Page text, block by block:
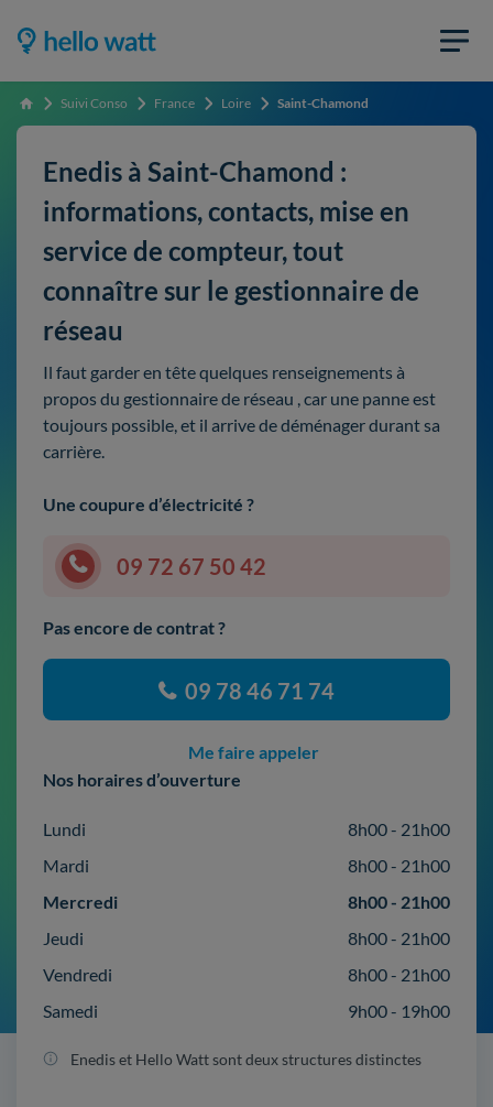
Accueil Suivi Conso France Loire Saint-Chamond
Enedis à Saint-Chamond :
informations, contacts, mise en
service de compteur, tout
connaître sur le gestionnaire de
réseau
Il faut garder en tête quelques renseignements à
propos du gestionnaire de réseau , car une panne est
toujours possible, et il arrive de déménager durant sa
carrière.
Une coupure d’électricité ?
09 72 67 50 42
Pas encore de contrat ?
09 78 46 71 74
Me faire appeler
Nos horaires d’ouverture
Lundi
8h00 - 21h00
Mardi
8h00 - 21h00
Mercredi
8h00 - 21h00
Jeudi
8h00 - 21h00
Vendredi
8h00 - 21h00
Samedi
9h00 - 19h00
Enedis et Hello Watt sont deux structures distinctes